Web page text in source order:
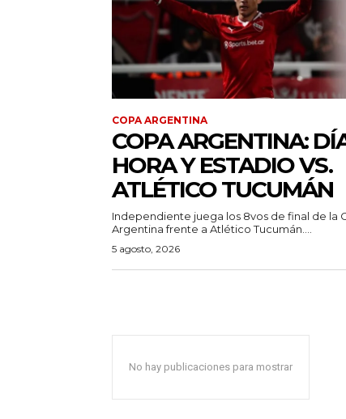
COPA ARGENTINA
COPA ARGENTINA:
HORA Y ESTADIO VS.
ATLÉTICO TUCUMÁN
Independiente juega los 8vos de final de la
Argentina frente a Atlético Tucumán....
5 agosto, 2026
No hay publicaciones para mostrar